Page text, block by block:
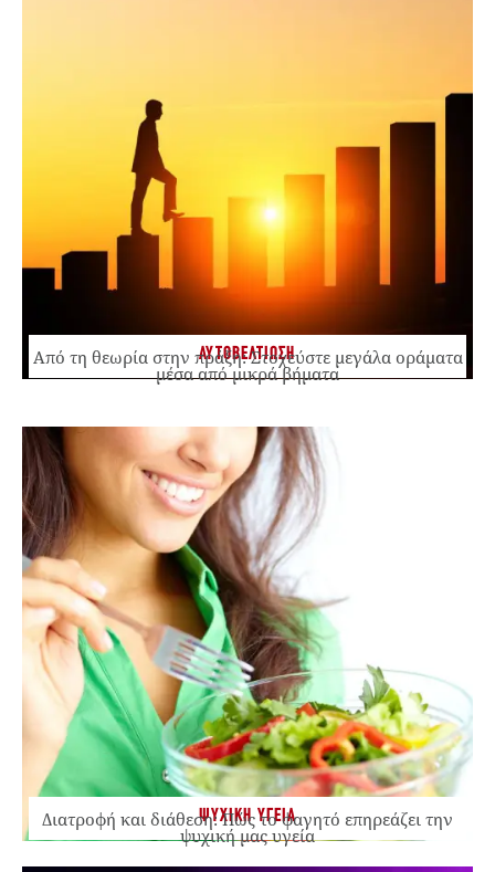
ΑΥΤΟΒΕΛΤΙΩΣΗ
Από τη θεωρία στην πράξη: Στοχεύστε μεγάλα οράματα
μέσα από μικρά βήματα
ΨΥΧΙΚΗ ΥΓΕΙΑ
Διατροφή και διάθεση: Πώς το φαγητό επηρεάζει την
ψυχική μας υγεία